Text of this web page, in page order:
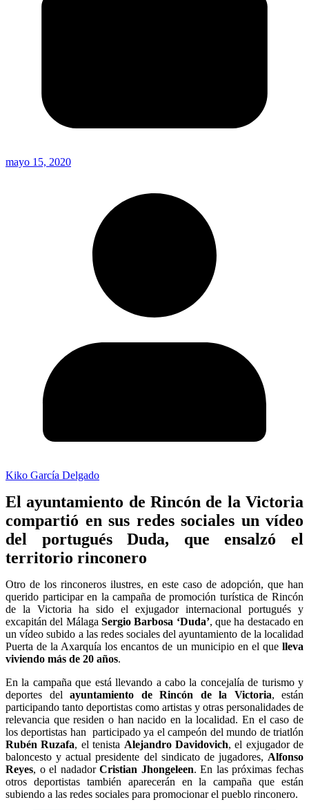
mayo 15, 2020
Kiko García Delgado
El ayuntamiento de Rincón de la Victoria
compartió en sus redes sociales un vídeo
del portugués Duda, que ensalzó el
territorio rinconero
Otro de los rinconeros ilustres, en este caso de adopción, que han
querido participar en la campaña de promoción turística de Rincón
de la Victoria ha sido el exjugador internacional portugués y
excapitán del Málaga Sergio Barbosa ‘Duda’, que ha destacado en
un vídeo subido a las redes sociales del ayuntamiento de la localidad
Puerta de la Axarquía los encantos de un municipio en el que lleva
viviendo más de 20 años.
En la campaña que está llevando a cabo la concejalía de turismo y
deportes del ayuntamiento de Rincón de la Victoria, están
participando tanto deportistas como artistas y otras personalidades de
relevancia que residen o han nacido en la localidad. En el caso de
los deportistas han participado ya el campeón del mundo de triatlón
Rubén Ruzafa, el tenista Alejandro Davidovich, el exjugador de
baloncesto y actual presidente del sindicato de jugadores, Alfonso
Reyes, o el nadadorCristian Jhongeleen. En las próximas fechas
otros deportistas también aparecerán en la campaña que están
subiendo a las redes sociales para promocionar el pueblo rinconero.